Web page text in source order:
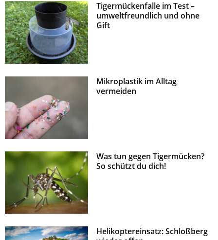
Tigermückenfalle im Test –
umweltfreundlich und ohne
Gift
Mikroplastik im Alltag
vermeiden
Was tun gegen Tigermücken?
So schützt du dich!
Helikoptereinsatz: Schloßberg